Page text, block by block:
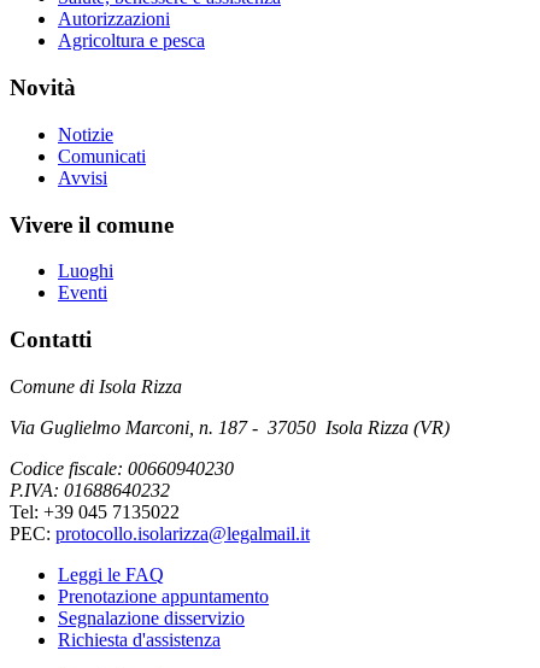
Autorizzazioni
Agricoltura e pesca
Novità
Notizie
Comunicati
Avvisi
Vivere il comune
Luoghi
Eventi
Contatti
Comune di Isola Rizza
Via Guglielmo Marconi, n. 187 - 37050 Isola Rizza (VR)
Codice fiscale: 00660940230
P.IVA: 01688640232
Tel: +39 045 7135022
PEC: protocollo.isolarizza@legalmail.it
Leggi le FAQ
Prenotazione appuntamento
Segnalazione disservizio
Richiesta d'assistenza